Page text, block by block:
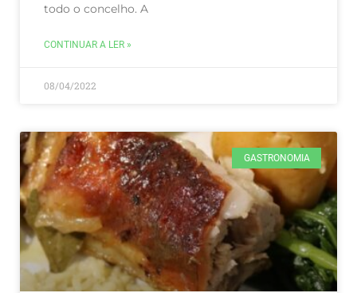
todo o concelho. A
CONTINUAR A LER »
08/04/2022
GASTRONOMIA